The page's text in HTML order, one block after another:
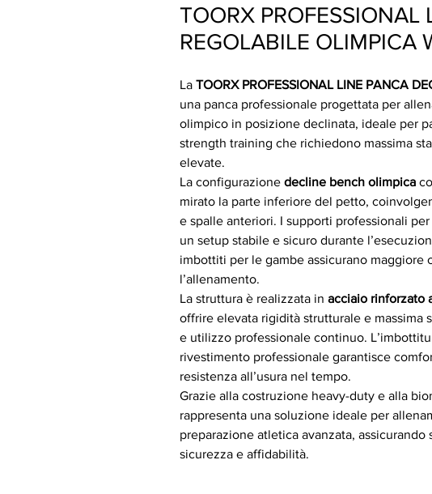
TOORX PROFESSIONAL
REGOLABILE OLIMPICA
La TOORX PROFESSIONAL LINE PANCA
una panca professionale progettata per
olimpico in posizione declinata, ideale per
strength training che richiedono massima
elevate.
La configurazione decline bench olimpica
mirato la parte inferiore del petto,
e spalle anteriori. I supporti professionali
un setup stabile e sicuro durante
imbottiti per le gambe assicurano maggiore
l’allenamento.
La struttura è realizzata in acciaio rinforzato
offrire elevata rigidità strutturale e massima
e utilizzo professionale continuo.
rivestimento professionale garantisce
resistenza all’usura nel tempo.
Grazie alla costruzione heavy-duty e alla
rappresenta una soluzione ideale per
preparazione atletica avanzata, assicurando
sicurezza e affidabilità.